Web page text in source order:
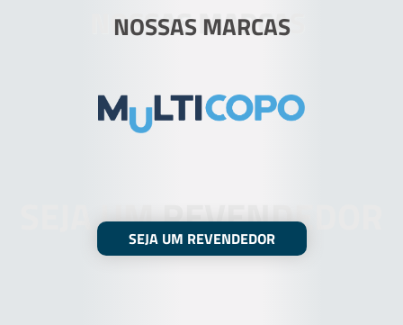
NOSSAS MARCAS
NOSSAS MARCAS
SEJA UM REVENDEDOR
SEJA UM REVENDEDOR